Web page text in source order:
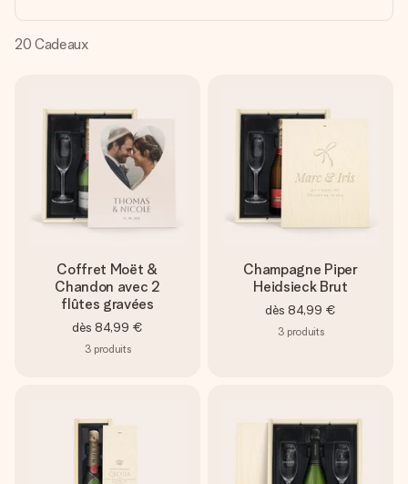
Créez quelque chose d’unique en quelques étapes – avec
son prénom, votre photo ou un message qui touche le cœur.
Sans complications, juste tout l’amour pour le moment idéal.
20 Cadeaux
Coffret Moët &
Chandon avec 2
flûtes gravées
dès 84,99 €
3 produits
Champagne Piper
Heidsieck Brut
dès 84,99 €
3 produits